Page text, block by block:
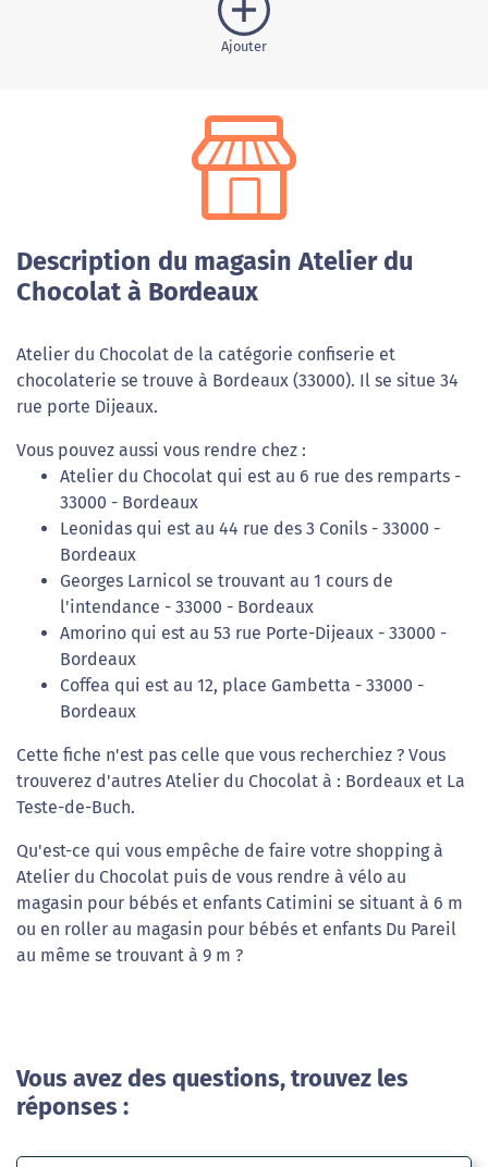
Ajouter
Description du magasin Atelier du
Chocolat à Bordeaux
Atelier du Chocolat de la catégorie confiserie et
chocolaterie se trouve à Bordeaux (33000). Il se situe 34
rue porte Dijeaux.
Vous pouvez aussi vous rendre chez :
Atelier du Chocolat qui est au 6 rue des remparts -
33000 - Bordeaux
Leonidas qui est au 44 rue des 3 Conils - 33000 -
Bordeaux
Georges Larnicol se trouvant au 1 cours de
l'intendance - 33000 - Bordeaux
Amorino qui est au 53 rue Porte-Dijeaux - 33000 -
Bordeaux
Coffea qui est au 12, place Gambetta - 33000 -
Bordeaux
Cette fiche n'est pas celle que vous recherchiez ? Vous
trouverez d'autres Atelier du Chocolat à : Bordeaux et La
Teste-de-Buch.
Qu'est-ce qui vous empêche de faire votre shopping à
Atelier du Chocolat puis de vous rendre à vélo au
magasin pour bébés et enfants Catimini se situant à 6 m
ou en roller au magasin pour bébés et enfants Du Pareil
au même se trouvant à 9 m ?
Vous avez des questions, trouvez les
réponses :